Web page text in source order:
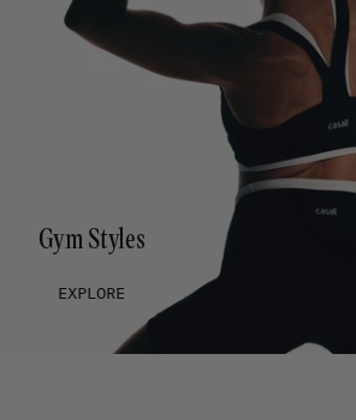
Gym Styles
EXPLORE